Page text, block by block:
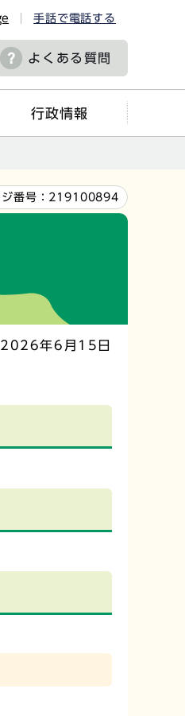
手話で電話する
よくある質問
行政情報
番号： 219100894
2026年6月15日